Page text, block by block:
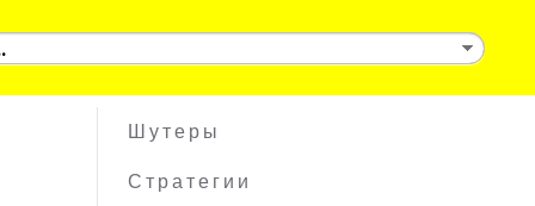
Шутеры
Стратегии